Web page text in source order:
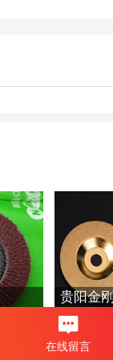
贵阳金
在线留言